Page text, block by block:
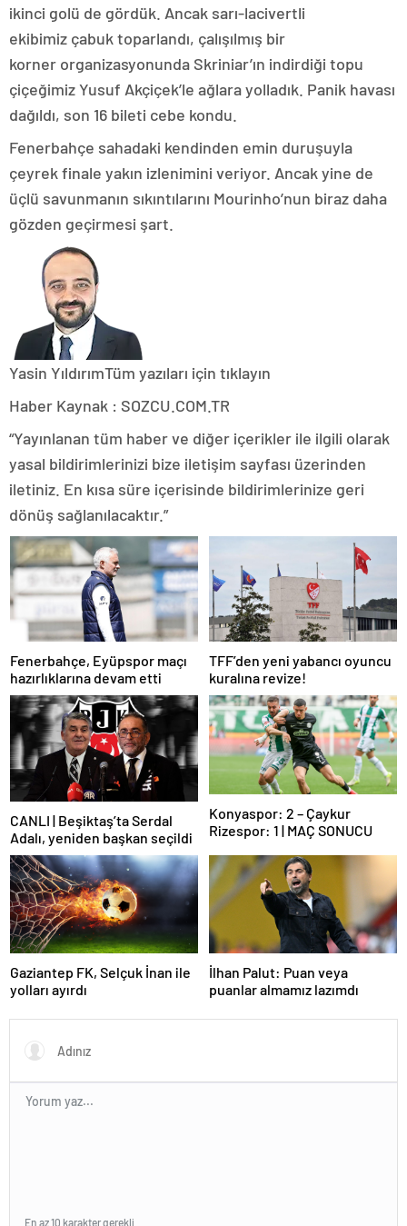
ikinci golü de gördük. Ancak sarı-lacivertli
ekibimiz çabuk toparlandı, çalışılmış bir
korner organizasyonunda Skriniar’ın indirdiği topu
çiçeğimiz Yusuf Akçiçek’le ağlara yolladık. Panik havası
dağıldı, son 16 bileti cebe kondu.
Fenerbahçe sahadaki kendinden emin duruşuyla
çeyrek finale yakın izlenimini veriyor. Ancak yine de
üçlü savunmanın sıkıntılarını Mourinho’nun biraz daha
gözden geçirmesi şart.
Yasin YıldırımTüm yazıları için tıklayın
Haber Kaynak : SOZCU.COM.TR
“Yayınlanan tüm haber ve diğer içerikler ile ilgili olarak
yasal bildirimlerinizi bize iletişim sayfası üzerinden
iletiniz. En kısa süre içerisinde bildirimlerinize geri
dönüş sağlanılacaktır.”
Fenerbahçe, Eyüpspor maçı
hazırlıklarına devam etti
TFF’den yeni yabancı oyuncu
kuralına revize!
CANLI | Beşiktaş’ta Serdal
Adalı, yeniden başkan seçildi
Konyaspor: 2 – Çaykur
Rizespor: 1 | MAÇ SONUCU
Gaziantep FK, Selçuk İnan ile
yolları ayırdı
İlhan Palut: Puan veya
puanlar almamız lazımdı
En az 10 karakter gerekli